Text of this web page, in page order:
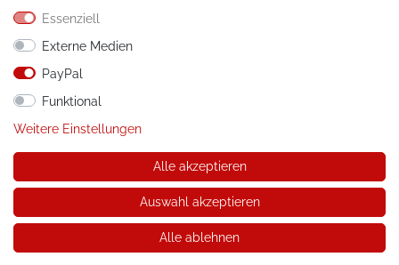
KONTAKT
Telefon:+49 / 030 / 33939195
E-Mail:info@tuning-art.com
Essenziell
Externe Medien
PayPal
Funktional
Weitere Einstellungen
Alle akzeptieren
Auswahl akzeptieren
Alle ablehnen